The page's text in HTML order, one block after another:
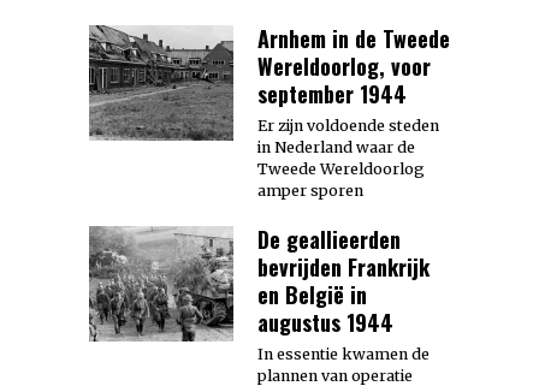
Arnhem in de Tweede
Wereldoorlog, voor
september 1944
Er zijn voldoende steden
in Nederland waar de
Tweede Wereldoorlog
amper sporen
De geallieerden
bevrijden Frankrijk
en België in
augustus 1944
In essentie kwamen de
plannen van operatie